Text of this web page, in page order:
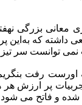
که به‌این
امروز به سازمان اولین هیئت
پر ارزش